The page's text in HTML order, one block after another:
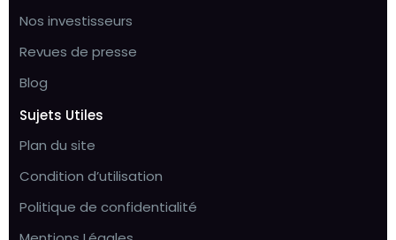
Nos investisseurs
Revues de presse
Blog
Sujets Utiles
Plan du site
Condition d’utilisation
Politique de confidentialité